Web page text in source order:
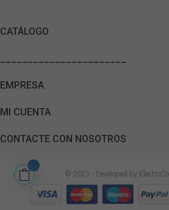
CATÁLOGO
EMPRESA
MI CUENTA
CONTACTE CON NOSOTROS
© 2021 - Developed by